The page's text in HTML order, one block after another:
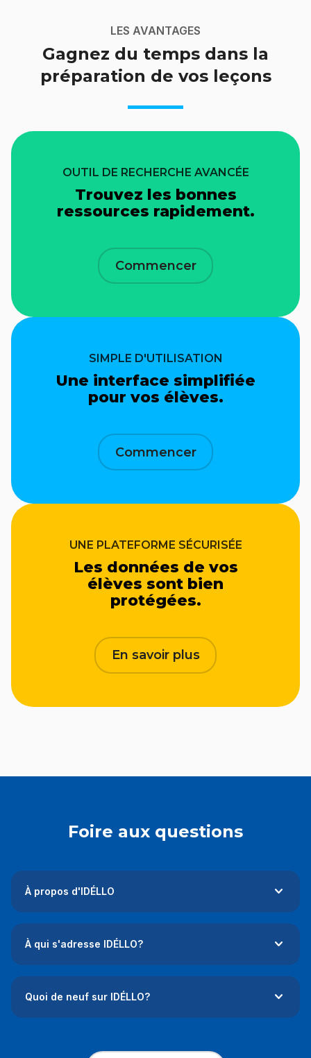
LES AVANTAGES
Gagnez du temps dans la
préparation de vos leçons
OUTIL DE RECHERCHE AVANCÉE
Trouvez les bonnes
ressources rapidement.
Commencer
SIMPLE D'UTILISATION
Une interface simplifiée
pour vos élèves.
Commencer
UNE PLATEFORME SÉCURISÉE
Les données de vos
élèves sont bien
protégées.
En savoir plus
Foire aux questions
À propos d'IDÉLLO
À qui s'adresse IDÉLLO?
Quoi de neuf sur IDÉLLO?